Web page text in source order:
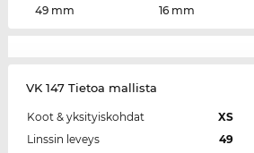
49 mm
16 mm
VK 147 Tietoa mallista
Koot & yksityiskohdat
XS
Linssin leveys
49